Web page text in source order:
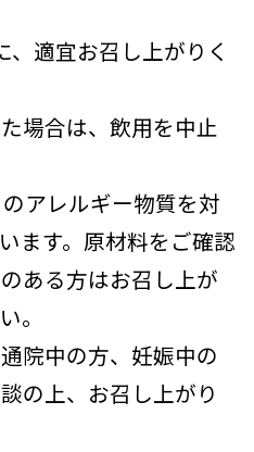
適宜お召し上がりく
場合は、飲用を中止
アレルギー物質を対
ます。原材料をご確認
ある方はお召し上が
。
院中の方、妊娠中の
の上、お召し上がり